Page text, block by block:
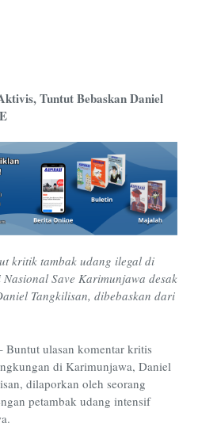
Tuntut Bebaskan Daniel
kritik tambak udang ilegal di
Save Karimunjawa desak
Tangkilisan, dibebaskan dari
Buntut ulasan komentar kritis
di Karimunjawa, Daniel
dilaporkan oleh seorang
petambak udang intensif